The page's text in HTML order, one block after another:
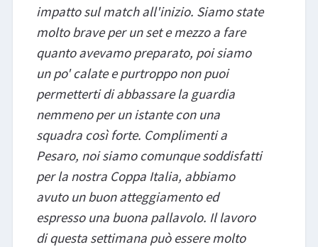
impatto sul match all'inizio. Siamo state
molto brave per un set e mezzo a fare
quanto avevamo preparato, poi siamo
un po' calate e purtroppo non puoi
permetterti di abbassare la guardia
nemmeno per un istante con una
squadra così forte. Complimenti a
Pesaro, noi siamo comunque soddisfatti
per la nostra Coppa Italia, abbiamo
avuto un buon atteggiamento ed
espresso una buona pallavolo. Il lavoro
di questa settimana può essere molto